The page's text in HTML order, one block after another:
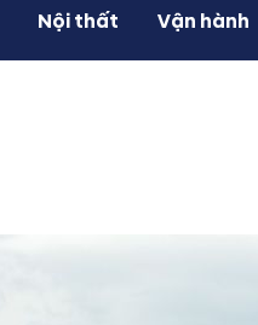
Nội thất Vận hành